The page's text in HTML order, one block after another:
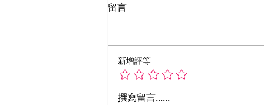
留言
新增評等
撰寫留言......